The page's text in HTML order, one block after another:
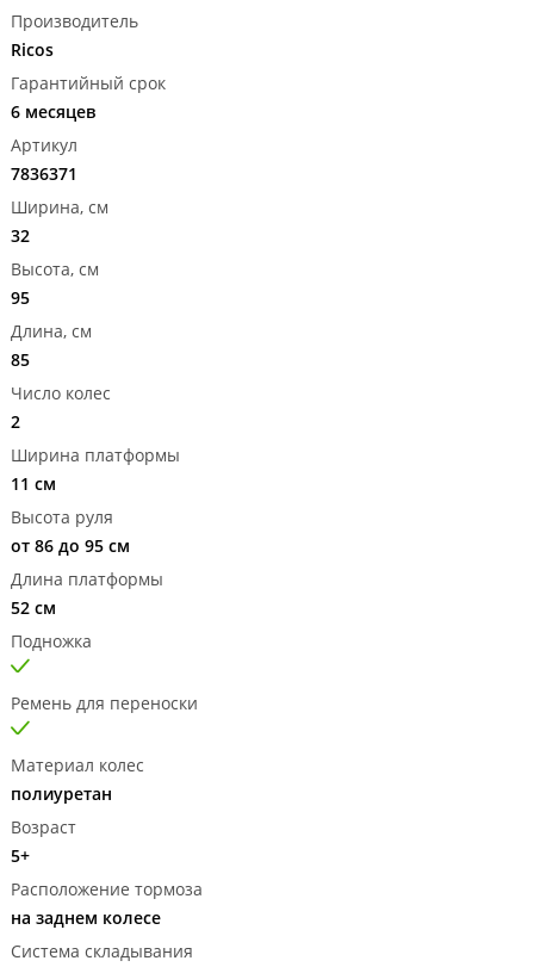
Производитель
Ricos
Гарантийный срок
6 месяцев
Артикул
7836371
Ширина, см
32
Высота, см
95
Длина, см
85
Число колес
2
Ширина платформы
11 см
Высота руля
от 86 до 95 см
Длина платформы
52 см
Подножка
Ремень для переноски
Материал колес
полиуретан
Возраст
5+
Расположение тормоза
на заднем колесе
Система складывания